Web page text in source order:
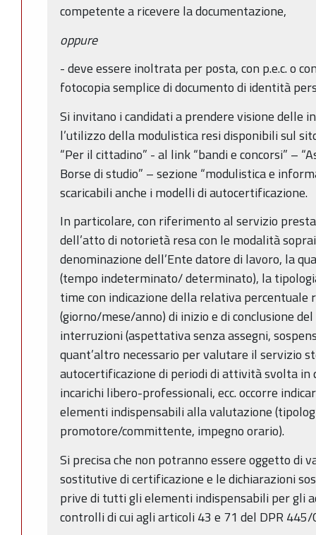
competente a ricevere la documentazione,
oppure
- deve essere inoltrata per posta, con p.e.c. o
fotocopia semplice di documento di identità
Si invitano i candidati a prendere visione delle
l’utilizzo della modulistica resi disponibili sul
“Per il cittadino” - al link “bandi e concorsi” –
Borse di studio” – sezione “modulistica e
scaricabili anche i modelli di autocertificazione.
In particolare, con riferimento al servizio
dell’atto di notorietà resa con le modalità
denominazione dell’Ente datore di lavoro, la
(tempo indeterminato/ determinato), la
time con indicazione della relativa
(giorno/mese/anno) di inizio e di conclusione
interruzioni (aspettativa senza assegni,
quant’altro necessario per valutare il servizio
autocertificazione di periodi di attività svolta in
incarichi libero-professionali, ecc. occorre
elementi indispensabili alla valutazione
promotore/committente, impegno orario).
Si precisa che non potranno essere oggetto di
sostitutive di certificazione e le dichiarazioni
prive di tutti gli elementi indispensabili per gli
controlli di cui agli articoli 43 e 71 del DPR 445/